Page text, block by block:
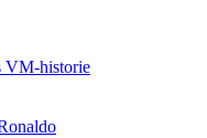
VM-historie